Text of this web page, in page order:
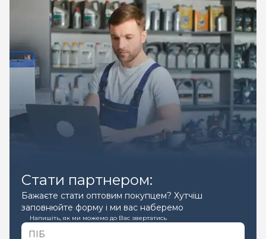
Стати партнером:
Бажаєте стати оптовим покупцем? Хутчіш
заповнюйте форму і ми вас наберемо
Напишіть, як ми можемо до Вас звертатись